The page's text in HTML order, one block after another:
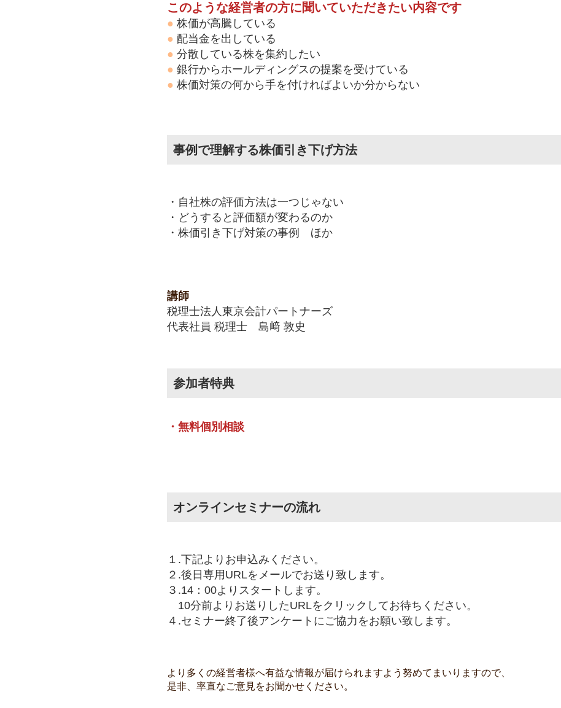
このような経営者の方に聞いていただきたい内容です
● 株価が高騰している
● 配当金を出している
● 分散している株を集約したい
● 銀行からホールディングスの提案を受けている
● 株価対策の何から手を付ければよいか分からない
事例で理解する株価引き下げ方法
・自社株の評価方法は一つじゃない
・どうすると評価額が変わるのか
・株価引き下げ対策の事例 ほか
講師
税理士法人東京会計パートナーズ
代表社員 税理士 島﨑 敦史
参加者特典
・無料個別相談
オンラインセミナーの流れ
１.下記よりお申込みください。
２.後日専用URLをメールでお送り致します。
３.14：00よりスタートします。
10分前よりお送りしたURLをクリックしてお待ちください。
４.セミナー終了後アンケートにご協力をお願い致します。
より多くの経営者様へ有益な情報が届けられますよう努めてまいりますので、
是非、率直なご意見をお聞かせください。